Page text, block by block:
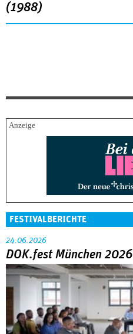
(1988)
FESTIVALBERICHTE
24.06.2026
DOK.fest München 2026